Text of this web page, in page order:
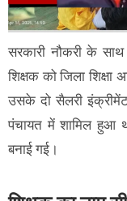
सरकारी नौकरी के
शिक्षक को जिला शिक्षा
उसके दो सैलरी
पंचायत में शामिल हुआ
बनाई गई।